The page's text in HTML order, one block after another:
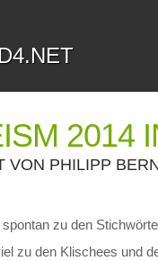
2014
VON PHILIPP
zu den
zu den Klischees und